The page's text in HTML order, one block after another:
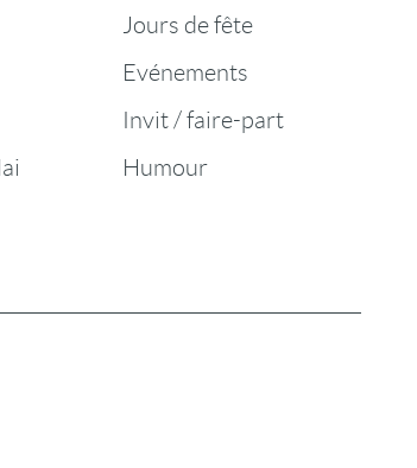
Jours de fête
Evénements
Invit / faire-part
Humour